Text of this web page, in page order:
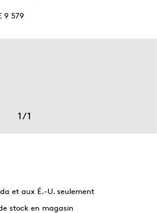
9 579
1/1
et aux É.-U. seulement
stock en magasin